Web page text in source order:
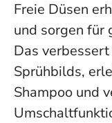
Freie Düsen
und sorgen für
Das
Sprühbilds,
Shampoo und